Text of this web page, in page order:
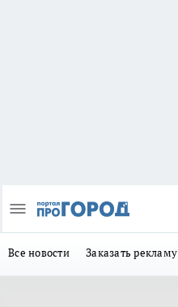
Все новости Заказать рекламу